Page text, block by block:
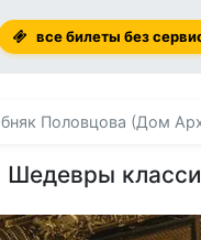
все билеты без
Половцова (Дом